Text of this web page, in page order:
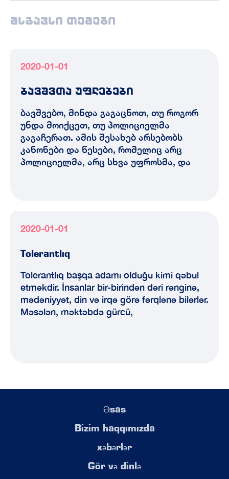
მსგავსი თემები
2020-01-01
ბავშვთა უფლებები
ბავშვებო, მინდა გაგაცნოთ, თუ როგორ
უნდა მოიქცეთ, თუ პოლიციელმა
გაგაჩერათ. ამის შესახებ არსებობს
კანონები და წესები, რომელიც არც
პოლიციელმა, არც სხვა უფროსმა, და
2020-01-01
Tolerantlıq
Tolerantlıq başqa adamı olduğu kimi qəbul
etməkdir. İnsanlar bir-birindən dəri rənginə,
mədəniyyət, din və irqə görə fərqlənə bilərlər.
Məsələn, məktəbdə gürcü,
Əsas
Bizim haqqımızda
xəbərlər
Gör və dinlə